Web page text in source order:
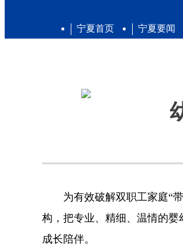
宁夏首页 宁夏要闻
为有效破解双职工家庭“带
构，把专业、精细、温情的
成长陪伴。